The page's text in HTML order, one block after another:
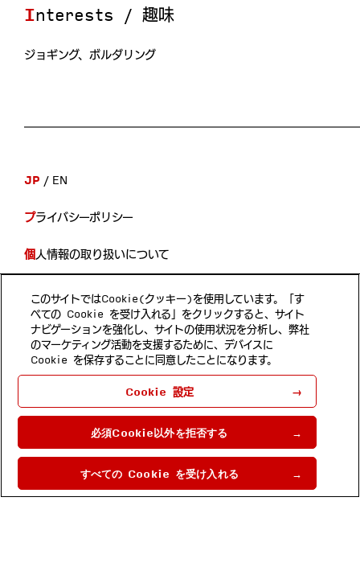
Interests / 趣味
ジョギング、ボルダリング
JP
EN
プライバシーポリシー
個人情報の取り扱いについて
開示等の手続き
当サイトのご利用について
Follow us
ホンダ・リサーチ・インスティチュート・ジャパン 埼玉県和
光市本町8-1
Copyright © 2022 by Honda Research
Institute Japan Co., Ltd.
このサイトではCookie(クッキー)を使用しています。「す
べての Cookie を受け入れる」をクリックすると、サイト
ナビゲーションを強化し、サイトの使用状況を分析し、弊社
のマーケティング活動を支援するために、デバイスに
Cookie を保存することに同意したことになります。
Cookie 設定
必須Cookie以外を拒否する
すべての Cookie を受け入れる